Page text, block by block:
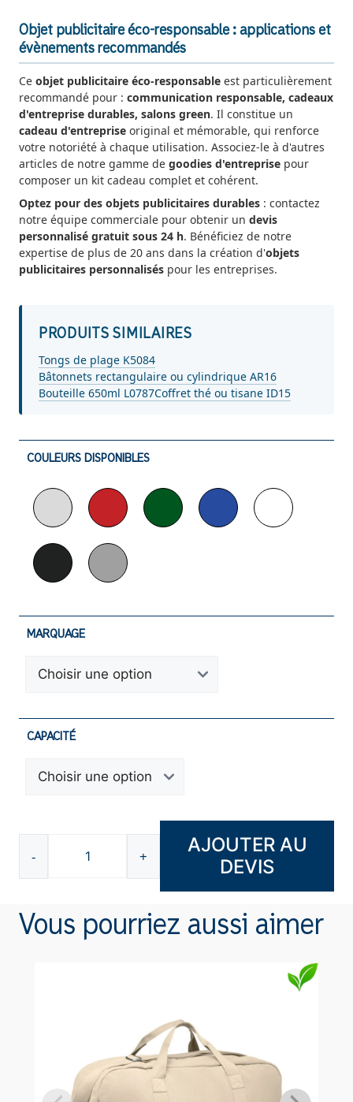
Objet publicitaire éco-responsable : applications et
évènements recommandés
Ce objet publicitaire éco-responsable est particulièrement
recommandé pour : communication responsable, cadeaux
d'entreprise durables, salons green. Il constitue un
cadeau d'entreprise original et mémorable, qui renforce
votre notoriété à chaque utilisation. Associez-le à d'autres
articles de notre gamme de goodies d'entreprise pour
composer un kit cadeau complet et cohérent.
Optez pour des objets publicitaires durables : contactez
notre équipe commerciale pour obtenir un devis
personnalisé gratuit sous 24 h. Bénéficiez de notre
expertise de plus de 20 ans dans la création d'objets
publicitaires personnalisés pour les entreprises.
PRODUITS SIMILAIRES
Tongs de plage K5084
Bâtonnets rectangulaire ou cylindrique AR16
Bouteille 650ml L0787Coffret thé ou tisane ID15
COULEURS DISPONIBLES
MARQUAGE
CAPACITÉ
-
quantité
de
500ml
+
AJOUTER AU
DEVIS
Vous pourriez aussi aimer